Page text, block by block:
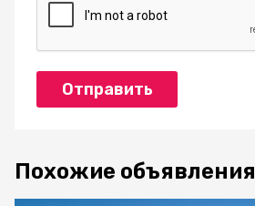
Отправить
Похожие объявления